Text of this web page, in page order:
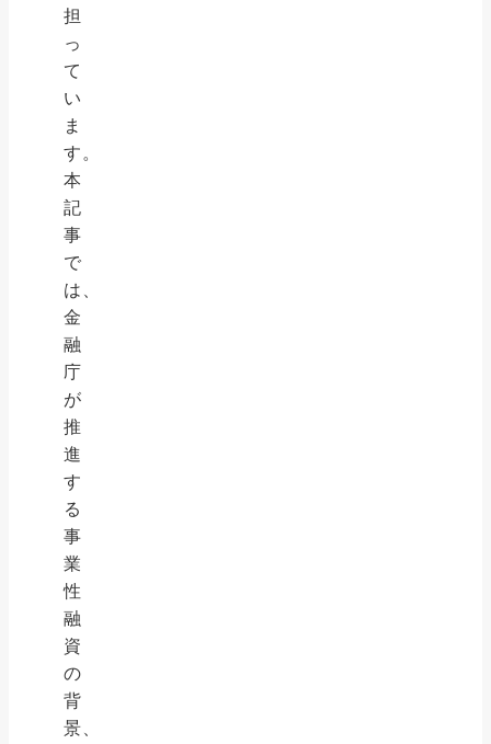
担
っ
て
い
ま
す。
本
記
事
で
は、
金
融
庁
が
推
進
す
る
事
業
性
融
資
の
背
景、